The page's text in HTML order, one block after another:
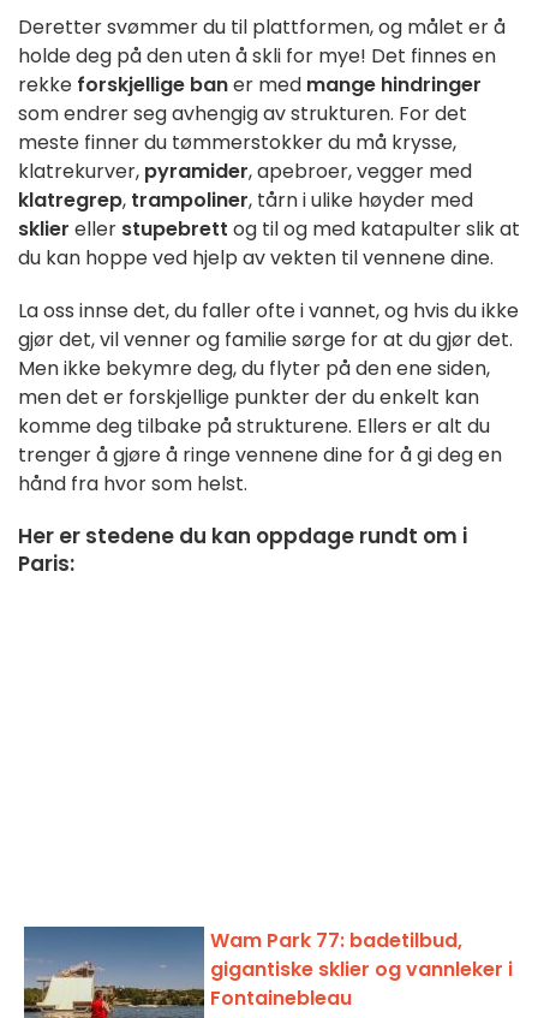
Deretter svømmer du til plattformen, og målet er å
holde deg på den uten å skli for mye! Det finnes en
rekke forskjellige baner med mange hindringer
som endrer seg avhengig av strukturen. For det
meste finner du tømmerstokker du må krysse,
klatrekurver, pyramider, apebroer, vegger med
klatregrep, trampoliner, tårn i ulike høyder med
sklier eller stupebrett og til og med katapulter slik at
du kan hoppe ved hjelp av vekten til vennene dine.
La oss innse det, du faller ofte i vannet, og hvis du ikke
gjør det, vil venner og familie sørge for at du gjør det.
Men ikke bekymre deg, du flyter på den ene siden,
men det er forskjellige punkter der du enkelt kan
komme deg tilbake på strukturene. Ellers er alt du
trenger å gjøre å ringe vennene dine for å gi deg en
hånd fra hvor som helst.
Her er stedene du kan oppdage rundt om i
Paris:
Wam Park 77: badetilbud,
gigantiske sklier og vannleker i
Fontainebleau